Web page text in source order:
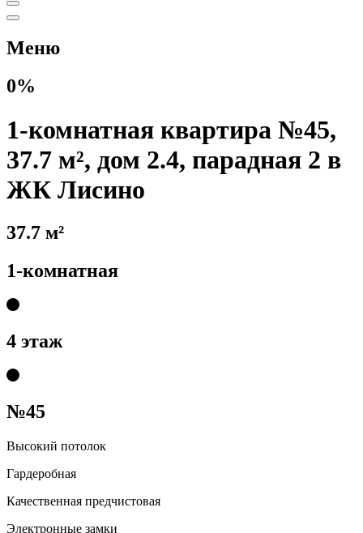
Меню
0%
1-комнатная квартира №45,
37.7 м², дом 2.4, парадная 2 в
ЖК Лисино
37.7 м²
1-комнатная
4 этаж
№45
Высокий потолок
Гардеробная
Качественная предчистовая
Электронные замки